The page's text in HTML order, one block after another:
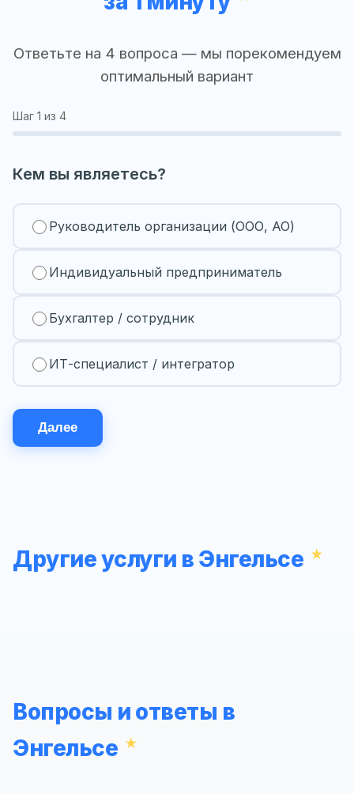
Ответьте на 4 вопроса — мы порекомендуем
оптимальный вариант
Шаг 1 из 4
Кем вы являетесь?
Руководитель организации (ООО, АО)
Индивидуальный предприниматель
Бухгалтер / сотрудник
ИТ-специалист / интегратор
Далее
Другие услуги в Энгельсе
Вопросы и ответы в
Энгельсе